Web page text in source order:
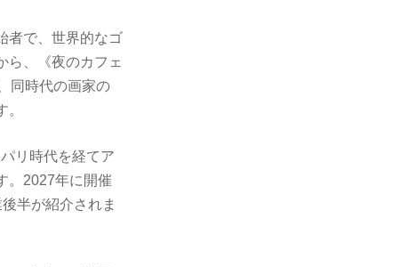
者で、世界的なゴ
ら、《夜のカフェ
同時代の画家の
リ時代を経てア
。2027年に開催
半が紹介されま